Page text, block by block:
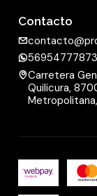
Contacto
56954777873
Carretera
Quilicura,